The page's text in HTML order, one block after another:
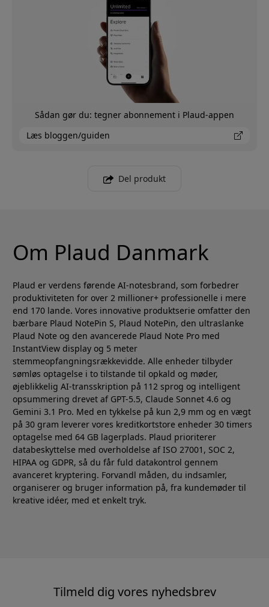
Sådan gør du: tegner abonnement i Plaud-appen
Læs bloggen/guiden
Del produkt
Om Plaud Danmark
Plaud er verdens førende AI-notesbrand, som forbedrer
produktiviteten for over 2 millioner+ professionelle i mere
end 170 lande. Vores innovative produktserie omfatter den
bærbare Plaud NotePin S, Plaud NotePin, den ultraslanke
Plaud Note og den avancerede Plaud Note Pro med
InstantView display og 5 meter
stemmeopfangningsrækkevidde. Alle enheder tilbyder
sømløs optagelse i to tilstande til opkald og møder,
øjeblikkelig AI-transskription på 112 sprog og intelligent
opsummering drevet af GPT-5.5, Claude Sonnet 4.6 og
Gemini 3.1 Pro. Med en tykkelse på kun 2,9 mm og en vægt
på 30 gram leverer vores kreditkortstore enheder 30 timers
optagelse med 64 GB lagerplads. Plaud prioriterer
databeskyttelse med overholdelse af ISO 27001, SOC 2,
HIPAA og GDPR, så du får fuld datakontrol gennem
avanceret kryptering. Forvandl måden, du indsamler,
organiserer og bruger information på, fra kundemøder til
kreative idéer, med et enkelt tryk.
Tilmeld dig vores nyhedsbrev